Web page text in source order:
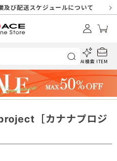
及び配送スケジュールについて
に伴う配送への影響について
ーレス化（電子化）のお知らせ
増等に伴う配送への影響について
イトにご注意ください
かない場合に関しまして
のご対応に関しまして
し詐欺にご注意ください
AI検索 ITEM
［カナナプロジ